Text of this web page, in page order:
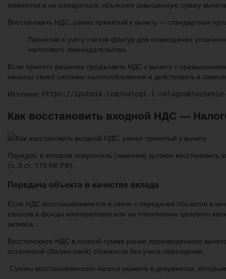
моментов и не изощряться, объясняя завышенную сумму
Восстановить НДС, ранее принятый к вычету — стандартная
Принятие к учёту счетов-фактур для возмещения
налогового законодательства.
Если принято решение предъявить НДС к вычету с
нюансы своей системы налогообложения и действовать в
Источник: https://ipshnik.com/nalogi-i-
Как восстановить входной НДС —
Порядок, в котором покупатель (заказчик) должен
(п. 3 ст. 170 НК РФ).
Передача объекта в качестве вклада
Если НДС восстанавливается в связи с передачей объектов в
взносов в фонды кооперативов или на пополнение целевого
активов.
Восстановите НДС в полной сумме ранее произведенного
остаточной (балансовой) стоимости без учета переоценки.
Суммы восстановленного налога укажите в документах,